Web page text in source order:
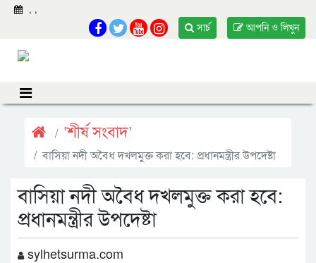
, ,
আপনি ও লিখুন
সার্চ
‘শীর্ষ সংবাদ’
বাসিয়া নদী অবৈধ দখলমুক্ত করা হবে: প্রধানমন্ত্রীর উপদেষ্টা
বাসিয়া নদী অবৈধ দখলমুক্ত করা হবে:
প্রধানমন্ত্রীর উপদেষ্টা
sylhetsurma.com